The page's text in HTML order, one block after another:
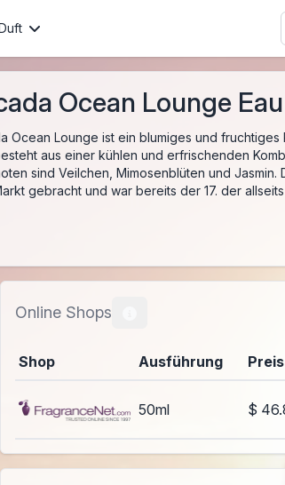
Ocean Lounge
Ocean Lounge ist ein blumiges und
aus einer kühlen und erfrischenden
sind Veilchen, Mimosenblüten und
gebracht und war bereits der 17. der
Online Shops
Shop Ausführung Preis
50ml $